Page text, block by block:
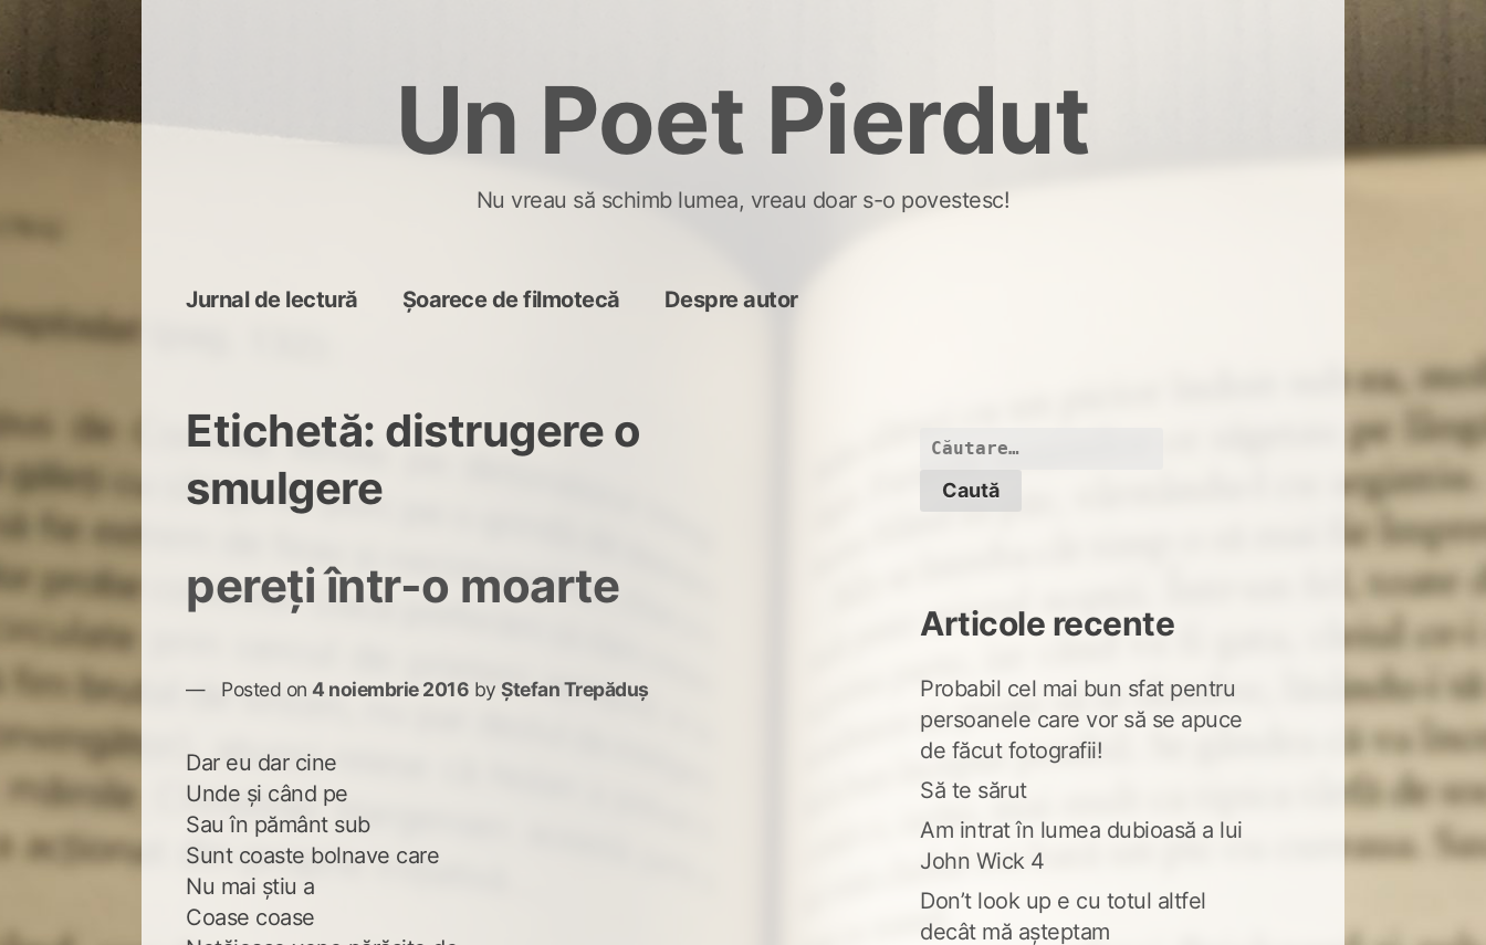
Un Poet Pierdut
Nu vreau să schimb lumea, vreau doar s-o povestesc!
Jurnal de lectură Șoarece de filmotecă Despre autor
Etichetă: distrugere o
smulgere
pereți într-o moarte
Posted on4 noiembrie 2016 byȘtefan Trepăduș
Dar eu dar cine
Unde și când pe
Sau în pământ sub
Sunt coaste bolnave care
Nu mai știu a
Coase coase
Caută
Articole recente
Probabil cel mai bun sfat pentru
persoanele care vor să se apuce
de făcut fotografii!
Să te sărut
Am intrat în lumea dubioasă a lui
John Wick 4
Don’t look up e cu totul altfel
decât mă așteptam